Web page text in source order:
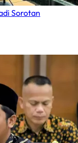
Sorotan